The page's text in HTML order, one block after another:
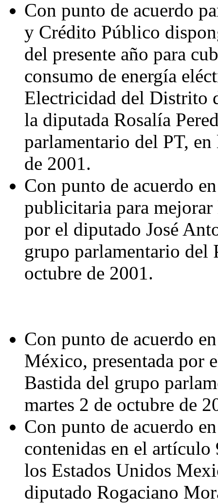
Con punto de acuerdo
y Crédito Público
del presente año para
consumo de energía
Electricidad del Distrito
la diputada Rosalía
parlamentario del PT,
de 2001.
Con punto de acuerdo
publicitaria para mejorar
por el diputado José
grupo parlamentario del
octubre de 2001.
Con punto de acuerdo
México, presentada por
Bastida del grupo
martes 2 de octubre de
Con punto de acuerdo
contenidas en el
los Estados Unidos
diputado Rogaciano